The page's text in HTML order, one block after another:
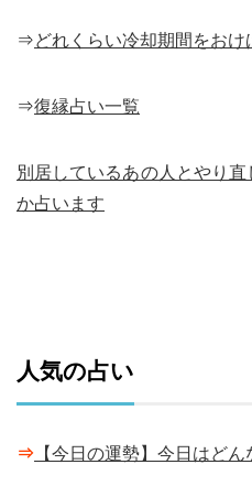
⇒どれくらい冷却期間をおけ
⇒復縁占い一覧
別居しているあの人とやり
か占います
人気の占い
⇒ 【今日の運勢】今日はど